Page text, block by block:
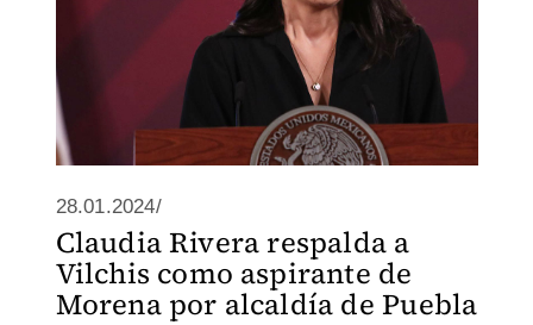
28.01.2024/
Claudia Rivera respalda a
Vilchis como aspirante de
Morena por alcaldía de Puebla